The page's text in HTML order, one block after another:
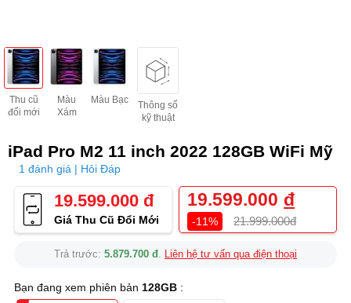
Thu cũ
đổi mới
Màu
Xám
Màu Bạc
Thông số
kỹ thuật
iPad Pro M2 11 inch 2022 128GB WiFi Mỹ
1 đánh giá | Hỏi Đáp
19.599.000 đ
Giá Thu Cũ Đổi Mới
19.599.000 đ
-11% 21.999.000đ
Trả trước: 5.879.700 đ. Liên hệ tư vấn qua điện thoại
Bạn đang xem phiên bản 128GB :